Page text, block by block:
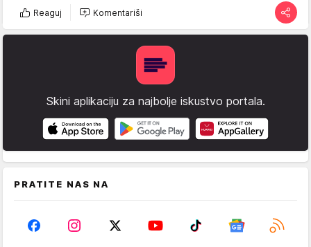
Reaguj Komentariši
Skini aplikaciju za najbolje iskustvo portala.
PRATITE NAS NA